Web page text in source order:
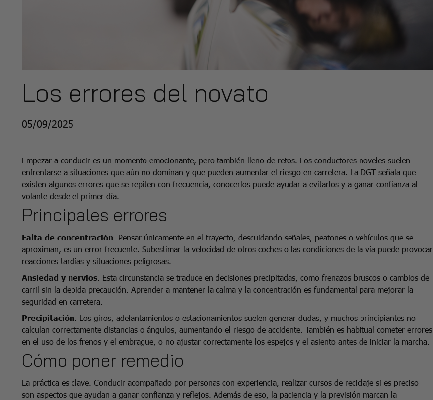
Los errores del novato
05/09/2025
Empezar a conducir es un momento emocionante, pero también lleno de retos. Los conductores noveles suelen
enfrentarse a situaciones que aún no dominan y que pueden aumentar el riesgo en carretera. La DGT señala que
existen algunos errores que se repiten con frecuencia, conocerlos puede ayudar a evitarlos y a ganar confianza al
volante desde el primer día.
Principales errores
Falta de concentración. Pensar únicamente en el trayecto, descuidando señales, peatones o vehículos que se
aproximan, es un error frecuente. Subestimar la velocidad de otros coches o las condiciones de la vía puede provocar
reacciones tardías y situaciones peligrosas.
Ansiedad y nervios. Esta circunstancia se traduce en decisiones precipitadas, como frenazos bruscos o cambios de
carril sin la debida precaución. Aprender a mantener la calma y la concentración es fundamental para mejorar la
seguridad en carretera.
Precipitación. Los giros, adelantamientos o estacionamientos suelen generar dudas, y muchos principiantes no
calculan correctamente distancias o ángulos, aumentando el riesgo de accidente. También es habitual cometer errores
en el uso de los frenos y el embrague, o no ajustar correctamente los espejos y el asiento antes de iniciar la marcha.
Cómo poner remedio
La práctica es clave. Conducir acompañado por personas con experiencia, realizar cursos de reciclaje si es preciso
son aspectos que ayudan a ganar confianza y reflejos. Además de eso, la paciencia y la previsión marcan la